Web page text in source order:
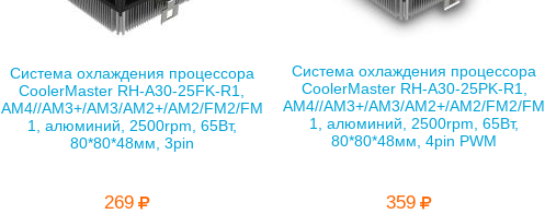
Система охлаждения процессора
CoolerMaster RH-A30-25FK-R1,
AM4//AM3+/AM3/AM2+/AM2/FM2/FM
1, алюминий, 2500rpm, 65Вт,
80*80*48мм, 3pin
269
Система охлаждения процессора
CoolerMaster RH-A30-25PK-R1,
AM4//AM3+/AM3/AM2+/AM2/FM2/FM
1, алюминий, 2500rpm, 65Вт,
80*80*48мм, 4pin PWM
359